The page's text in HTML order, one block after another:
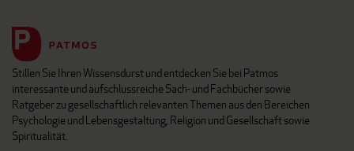
Stillen Sie Ihren Wissensdurst und entdecken Sie bei Patmos
interessante und aufschlussreiche Sach- und Fachbücher sowie
Ratgeber zu gesellschaftlich relevanten Themen aus den Bereichen
Psychologie und Lebensgestaltung, Religion und Gesellschaft sowie
Spiritualität.